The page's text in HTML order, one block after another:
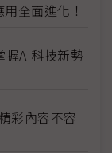
全面進化！
握AI科技新勢
彩內容不容